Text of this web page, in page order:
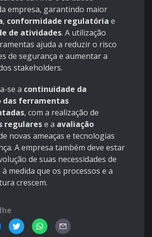
empresa, garantindo maior
, conformidade regulatória e
de atividades. A utilização
ajuda a reduzir o risco
de segurança e aumentar a
stakeholders.
se a continuidade da
das ferramentas
, com a realização de
regularese a avaliação
novas ameaças e tecnologias
A empresa também deve estar
de suas necessidades de
medida que os processos e a
crescem.